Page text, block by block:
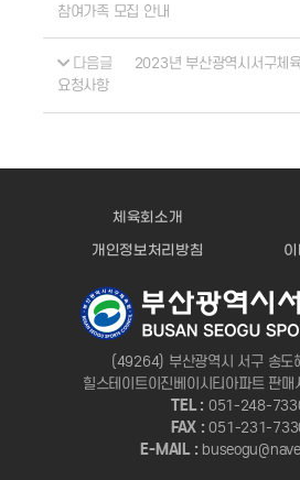
참여가족 모집 안내
다음글
2023년 부산광역시서구체
요청사항
체육회소개
개인정보처리방침
(49264) 부산광역시 서구 송도
힐스테이트이진베이시티아파트 판
TEL : 051-248-
FAX :051-231-
E-MAIL :